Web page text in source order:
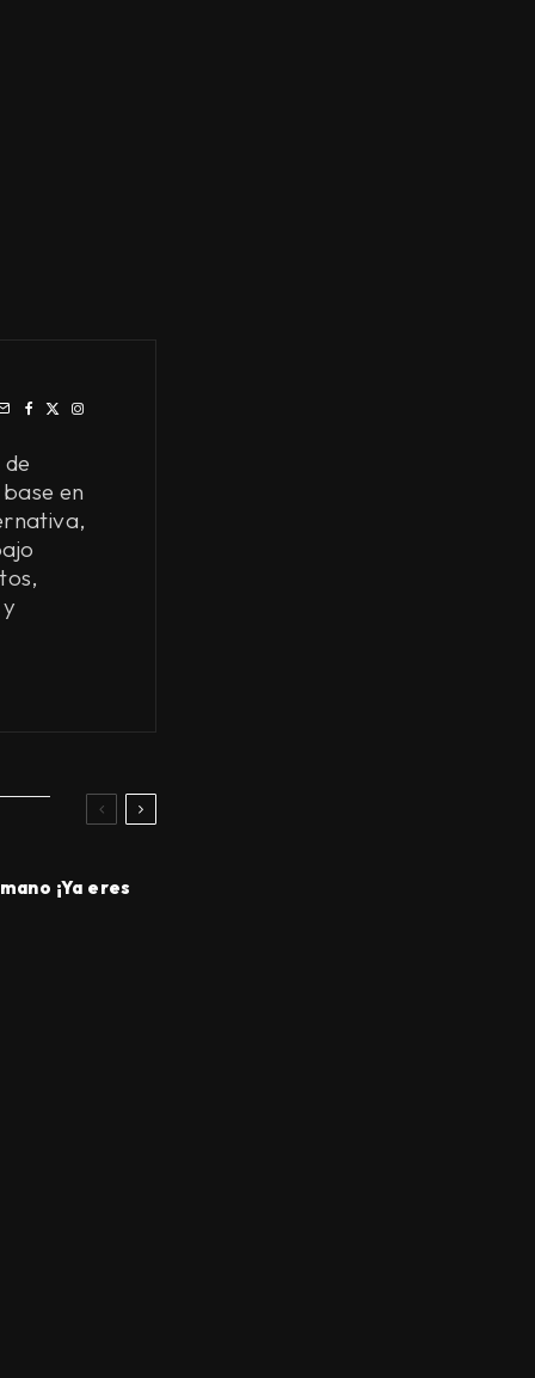
en
¡Ya eres